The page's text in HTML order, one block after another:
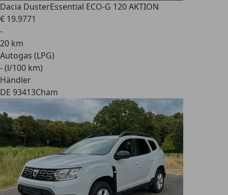
Dacia DusterEssential ECO-G 120 AKTION
€ 19.9771
-
20 km
Autogas (LPG)
- (l/100 km)
Händler
DE 93413Cham